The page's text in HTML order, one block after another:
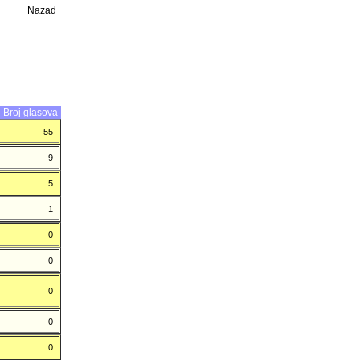
Nazad
Broj glasova
55
9
5
1
0
0
0
0
0